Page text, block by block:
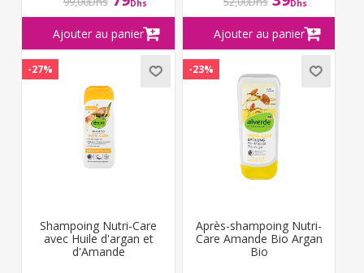
Dhs Dhs
-27%
Shampoing Nutri-Care
avec Huile d'argan et
d'Amande
-23%
Après-shampoing Nutri-
Care Amande Bio Argan
Bio